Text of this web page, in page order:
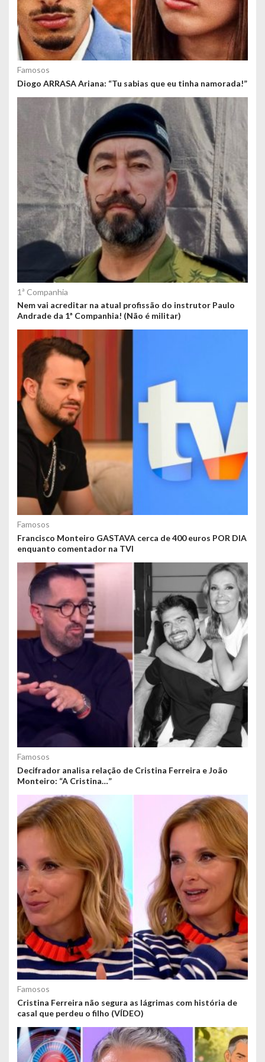
Famosos
Diogo ARRASA Ariana: “Tu sabias que eu tinha namorada!”
1ª Companhia
Nem vai acreditar na atual profissão do instrutor Paulo
Andrade da 1ª Companhia! (Não é militar)
Famosos
Francisco Monteiro GASTAVA cerca de 400 euros POR DIA
enquanto comentador na TVI
Famosos
Decifrador analisa relação de Cristina Ferreira e João
Monteiro: “A Cristina…”
Famosos
Cristina Ferreira não segura as lágrimas com história de
casal que perdeu o filho (VÍDEO)